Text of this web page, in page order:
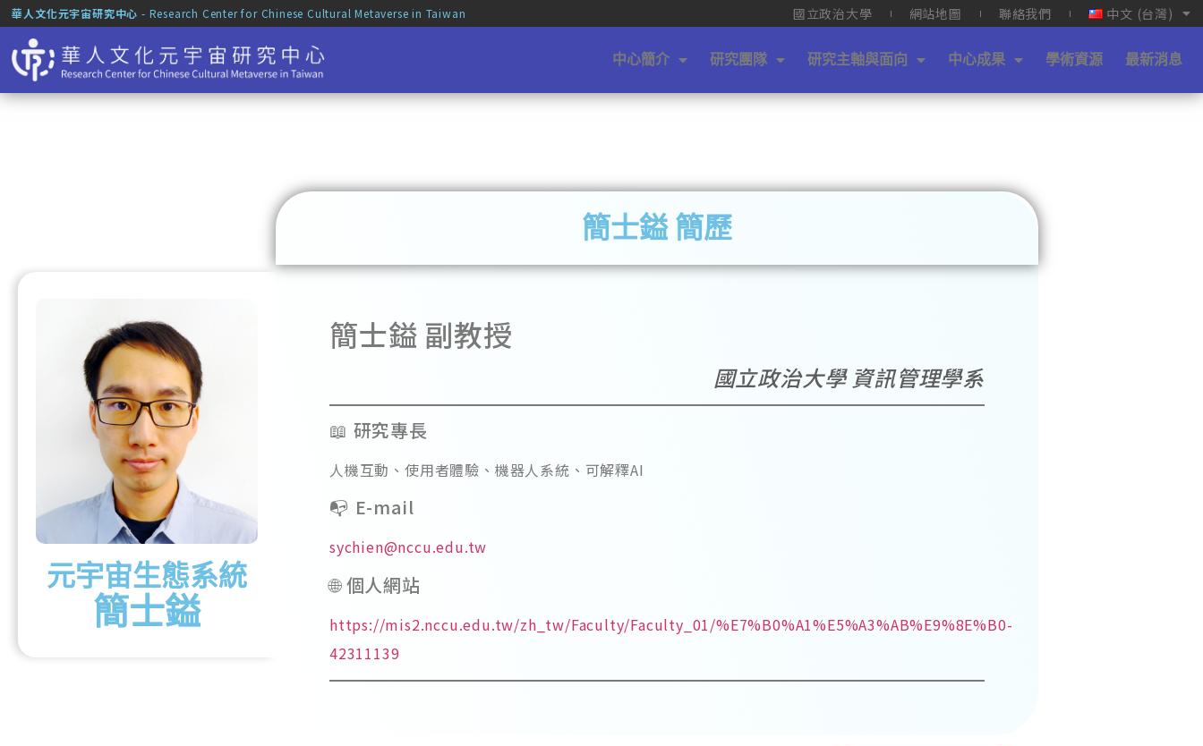
華人文化元宇宙研究中心 - Research Center for Chinese Cultural Metaverse in Taiwan 國立政治大學 網站地圖 聯絡我們 中文 (台灣)
中心簡介 研究團隊 研究主軸與面向 中心成果 學術資源 最新消息
元宇宙生態系統
簡士鎰
簡士鎰 簡歷
簡士鎰 副教授
國立政治大學 資訊管理學系
📖 研究專長
人機互動、使用者體驗、機器人系統、可解釋AI
📭 E-mail
sychien@nccu.edu.tw
🌐 個人網站
https://mis2.nccu.edu.tw/zh_tw/Faculty/Faculty_01/%E7%B0%A1%E5%A3%AB%E9%8E%B0-
42311139